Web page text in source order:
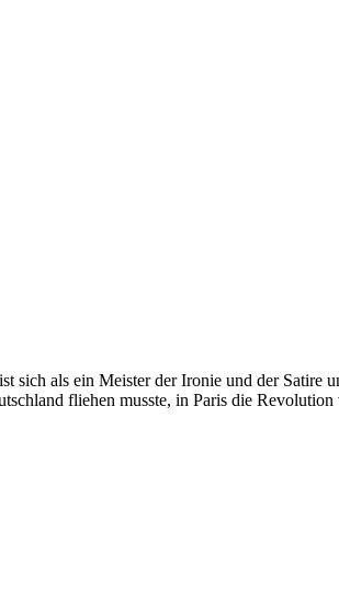
sich als ein Meister der Ironie und der Satire
fliehen musste, in Paris die